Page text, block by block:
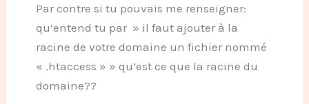
Par contre si tu pouvais me renseigner:
qu’entend tu par » il faut ajouter à la
racine de votre domaine un fichier nommé
« .htaccess » » qu’est ce que la racine du
domaine??